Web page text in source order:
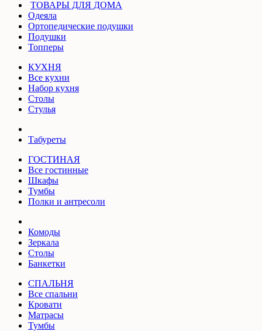
ТОВАРЫ ДЛЯ ДОМА
Одеяла
Ортопедические подушки
Подушки
Топперы
КУХНЯ
Все кухни
Набор кухня
Столы
Стулья
Табуреты
ГОСТИНАЯ
Все гостинные
Шкафы
Тумбы
Полки и антресоли
Комоды
Зеркала
Столы
Банкетки
СПАЛЬНЯ
Все спальни
Кровати
Матрасы
Тумбы